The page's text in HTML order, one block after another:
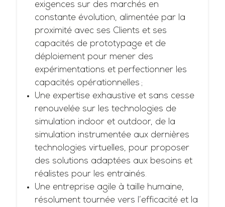
exigences sur des marchés en
constante évolution, alimentée par la
proximité avec ses Clients et ses
capacités de prototypage et de
déploiement pour mener des
expérimentations et perfectionner les
capacités opérationnelles ;
Une expertise exhaustive et sans cesse
renouvelée sur les technologies de
simulation indoor et outdoor, de la
simulation instrumentée aux dernières
technologies virtuelles, pour proposer
des solutions adaptées aux besoins et
réalistes pour les entrainés.
Une entreprise agile à taille humaine,
résolument tournée vers l’efficacité et la